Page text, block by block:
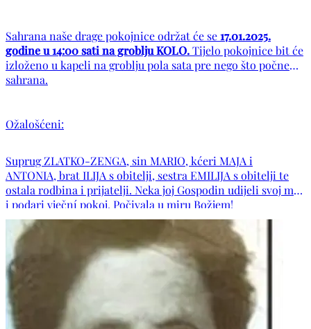
Sahrana naše drage pokojnice održat će se17.01.2025.
godine u 14:00 sati na groblju KOLO.Tijelo pokojnice bit će
izloženo u kapeli na groblju pola sata pre nego što počne
sahrana.
Ožalošćeni:
Suprug ZLATKO-ZENGA, sin MARIO, kćeri MAJA i
ANTONIA, brat ILIJA s obitelji, sestra EMILIJA s obitelji te
ostala rodbina i prijatelji. Neka joj Gospodin udijeli svoj mir
i podari vječní pokoj. Počivala u miru Božjem!